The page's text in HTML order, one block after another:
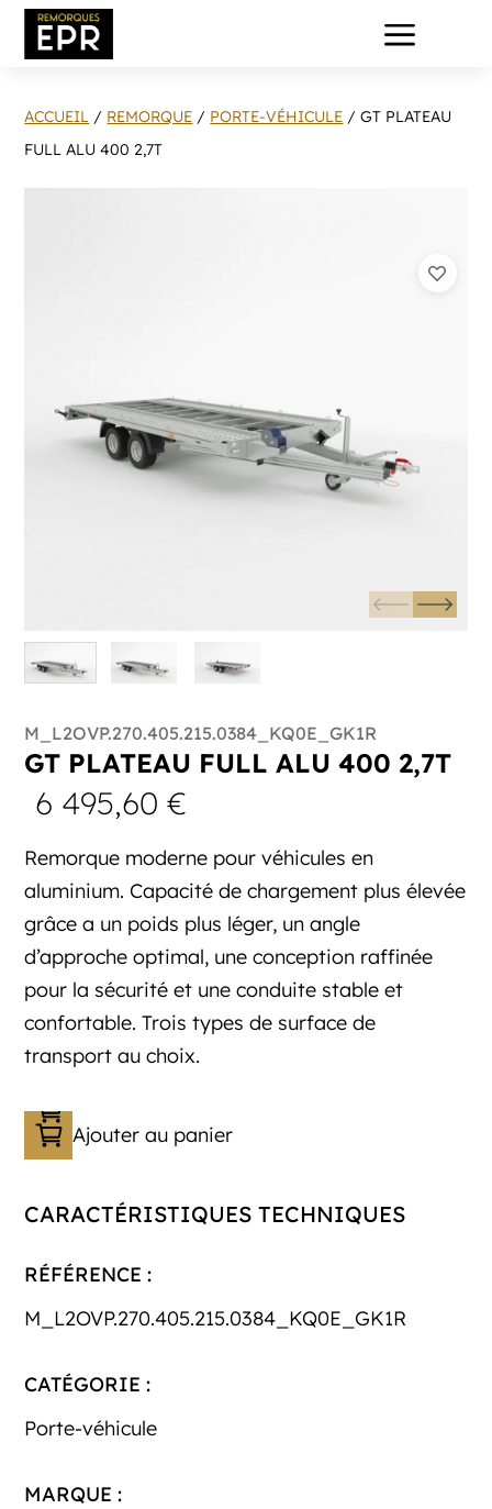
a
ACCUEIL / REMORQUE / PORTE-VÉHICULE / GT PLATEAU
FULL ALU 400 2,7T
M_L2OVP.270.405.215.0384_KQ0E_GK1R
GT PLATEAU FULL ALU 400 2,7T
6 495,60€
Remorque moderne pour véhicules en
aluminium. Capacité de chargement plus élevée
grâce a un poids plus léger, un angle
d’approche optimal, une conception raffinée
pour la sécurité et une conduite stable et
confortable. Trois types de surface de
transport au choix.
Ajouter au panier
CARACTÉRISTIQUES TECHNIQUES
RÉFÉRENCE :
M_L2OVP.270.405.215.0384_KQ0E_GK1R
CATÉGORIE :
Porte-véhicule
MARQUE :